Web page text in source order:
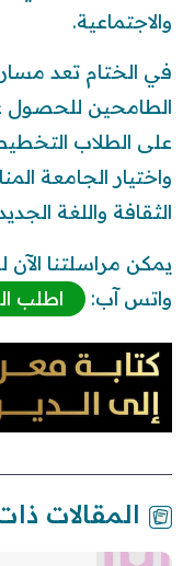
والاجتماعية.
في الختام تعد
الطامحين للحصول
على الطلاب
واختيار الجامعة
الثقافة واللغة
يمكن مراسلتنا
واتس آب:
اطلب
المقالات